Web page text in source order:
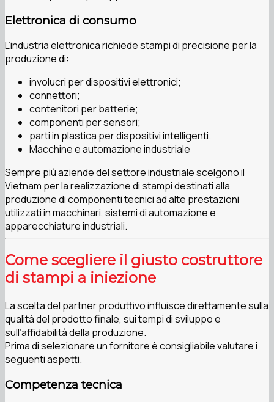
Elettronica di consumo
L’industria elettronica richiede stampi di precisione per la
produzione di:
involucri per dispositivi elettronici;
connettori;
contenitori per batterie;
componenti per sensori;
parti in plastica per dispositivi intelligenti.
Macchine e automazione industriale
Sempre più aziende del settore industriale scelgono il
Vietnam per la realizzazione di stampi destinati alla
produzione di componenti tecnici ad alte prestazioni
utilizzati in macchinari, sistemi di automazione e
apparecchiature industriali.
Come scegliere il giusto costruttore
di stampi a iniezione
La scelta del partner produttivo influisce direttamente sulla
qualità del prodotto finale, sui tempi di sviluppo e
sull’affidabilità della produzione.
Prima di selezionare un fornitore è consigliabile valutare i
seguenti aspetti.
Competenza tecnica